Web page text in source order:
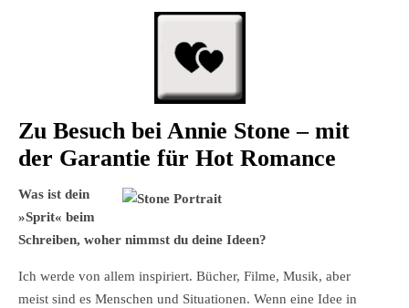
Zu Besuch bei Annie Stone – mit
der Garantie für Hot Romance
Was ist dein
»Sprit« beim
Schreiben, woher nimmst du deine Ideen?
Ich werde von allem inspiriert. Bücher, Filme, Musik, aber
meist sind es Menschen und Situationen. Wenn eine Idee in